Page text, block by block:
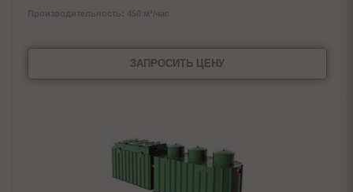
Производительность: 450 м³/час
ЗАПРОСИТЬ ЦЕНУ